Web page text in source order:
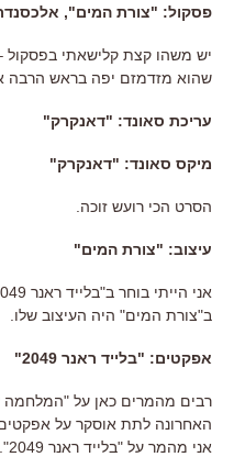
פסקול: "צורת המים",
יש משהו קצת קלישאתי בפסקול
שהוא מזדמזם יפה בראש הרבה
עריכת סאונד: "דאנקרק"
מיקס סאונד: "דאנקרק"
הסרט הכי רועש זוכה.
עיצוב: "צורת המים"
ב"צורת המים" היה העיצוב שלו.
אפקטים: "בלייד ראנר 2049"
רבים מהמרים כאן על "המלחמה
האחרונה לתת אוסקר על
אני מהמר על "בלייד ראנר 2049".